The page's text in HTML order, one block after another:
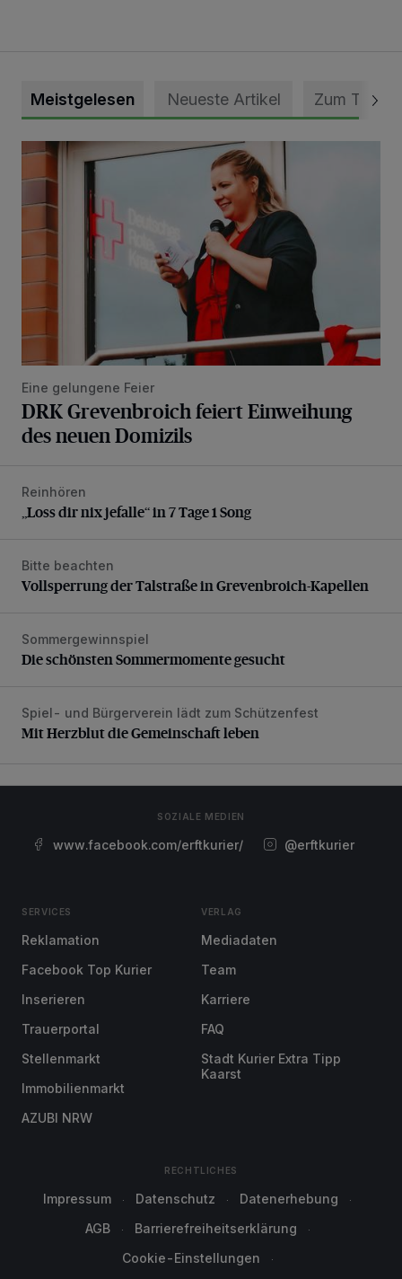
Meistgelesen Neueste Artikel Zum Thema
DRK Grevenbroich feiert Einweihung des neuen Domizils
Eine gelungene Feier
DRK Grevenbroich feiert Einweihung
des neuen Domizils
„Loss dir nix jefalle“ in 7 Tage 1 Song
Reinhören
„Loss dir nix jefalle“ in 7 Tage 1 Song
Vollsperrung der Talstraße in Grevenbroich-Kapellen
Bitte beachten
Vollsperrung der Talstraße in Grevenbroich-Kapellen
Die schönsten Sommermomente gesucht
Sommergewinnspiel
Die schönsten Sommermomente gesucht
Mit Herzblut die Gemeinschaft leben
Spiel- und Bürgerverein lädt zum Schützenfest
Mit Herzblut die Gemeinschaft leben
SOZIALE MEDIEN
www.facebook.com/erftkurier/ @erftkurier
SERVICES
Reklamation
Facebook Top Kurier
Inserieren
Trauerportal
Stellenmarkt
Immobilienmarkt
AZUBI NRW
VERLAG
Mediadaten
Team
Karriere
FAQ
Stadt Kurier Extra Tipp
Kaarst
RECHTLICHES
Impressum Datenschutz
Datenerhebung
AGB
Barrierefreiheitserklärung
Cookie-Einstellungen